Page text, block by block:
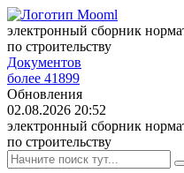
электронный сборник
по строительству
Документов
более 41899
Обновления
02.08.2026 20:52
электронный сборник
по строительству